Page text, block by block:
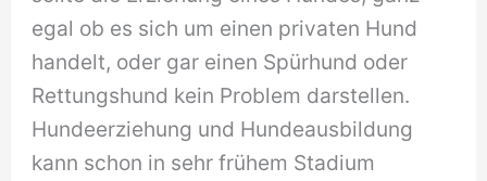
egal ob es sich um einen privaten Hund
handelt, oder gar einen Spürhund oder
Rettungshund kein Problem darstellen.
Hundeerziehung und Hundeausbildung
kann schon in sehr frühem Stadium